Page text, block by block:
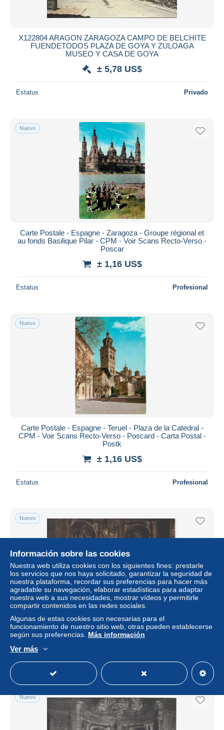
X122804 ARAGON ZARAGOZA CAMPO DE BELCHITE
FUENDETODOS PLAZA DE GOYA Y ZULOAGA
MUSEO Y CASA DE GOYA
± 5,78 US$
Estatus Privado
Nuevo
Carte Postale - Espagne - Zaragoza - Groupe régional et
au fonds Basilique Pilar - CPM - Voir Scans Recto-Verso -
Poscar
± 1,16 US$
Estatus Profesional
Nuevo
Carte Postale - Espagne - Teruel - Plaza de la Catedral -
CPM - Voir Scans Recto-Verso - Poscard - Carta Postal -
Postk
± 1,16 US$
Estatus Profesional
Nuevo
ZARAGOZA SIN ESCRIBIR CAPILLA DEL PILAR
± 4,16 US$
Estatus Privado
Nuevo
Información sobre las cookies
Nuestra web utiliza cookies con los siguientes fines: prestarle
los servicios que nos haya solicitado, garantizar la seguridad de
nuestra plataforma, recordar sus preferencias para hacer más
agradable su navegación, elaborar estadísticas para adaptar
nuestra web a sus necesidades, mostrar vídeos y permitirle
compartir contenidos en las redes sociales.
Algunas de estas cookies son necesarias para el
funcionamiento de nuestro sitio web, otras pueden establecerse
según sus preferencias. Más información
Ver más